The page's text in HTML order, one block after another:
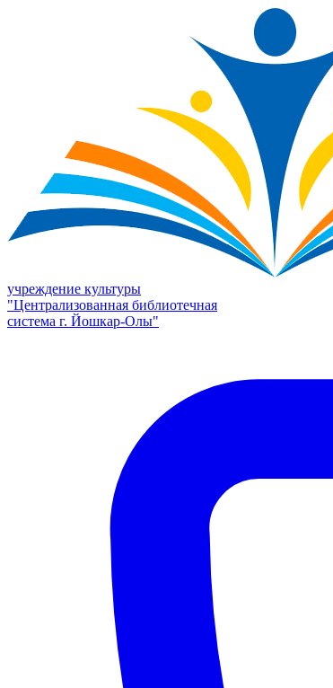
учреждение культуры
"Централизованная библиотечная
система г. Йошкар-Олы"